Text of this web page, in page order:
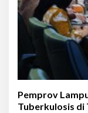
Pemprov
Tuberkulosis di